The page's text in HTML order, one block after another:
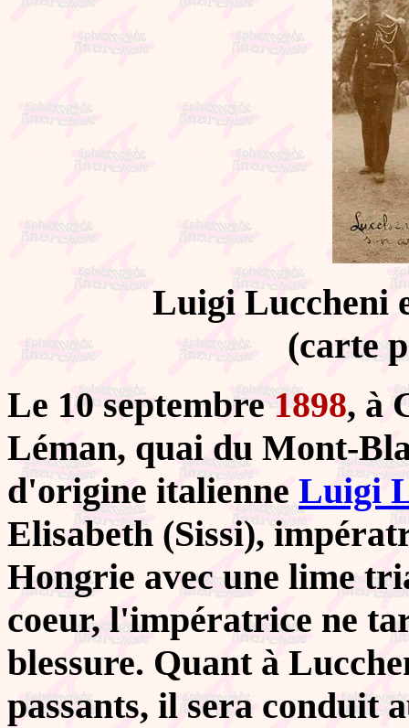
Luigi Luccheni
(carte
Le 10 septembre1898, à
Léman, quai du Mont-
d'origine italienneLuigi
Elisabeth (Sissi),
Hongrie avec une lime
coeur, l'impératrice ne
blessure. Quant à
passants, il sera conduit